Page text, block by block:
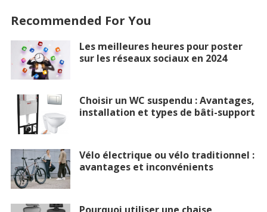
Recommended For You
Les meilleures heures pour poster
sur les réseaux sociaux en 2024
Choisir un WC suspendu : Avantages,
installation et types de bâti-support
Vélo électrique ou vélo traditionnel :
avantages et inconvénients